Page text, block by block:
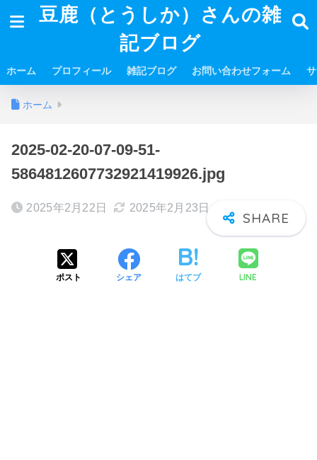
豆鹿（とうしか）さんの雑
記ブログ
ホーム プロフィール 雑記ブログ お問い合わせフォーム
ホーム
2025-02-20-07-09-51-
5864812607732921419926.jpg
2025年2月22日 2025年2月23日
ポスト シェア はてブ LINE